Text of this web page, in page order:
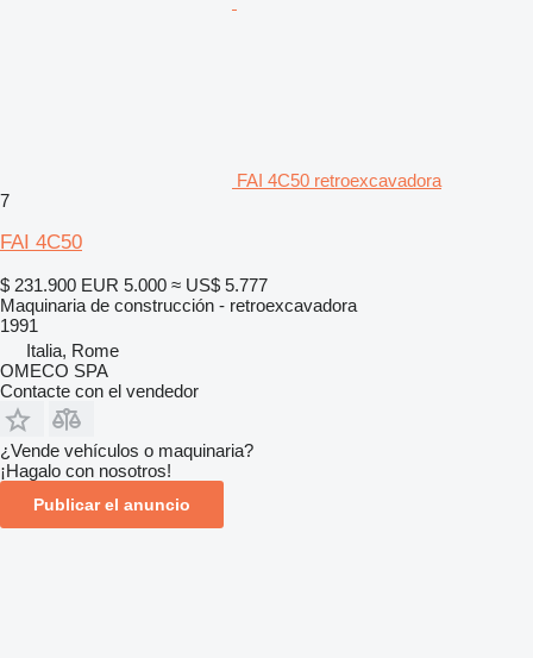
FAI 4C50 retroexcavadora
7
FAI 4C50
$ 231.900 EUR 5.000 ≈ US$ 5.777
Maquinaria de construcción - retroexcavadora
1991
Italia, Rome
OMECO SPA
Contacte con el vendedor
¿Vende vehículos o maquinaria?
¡Hagalo con nosotros!
Publicar el anuncio